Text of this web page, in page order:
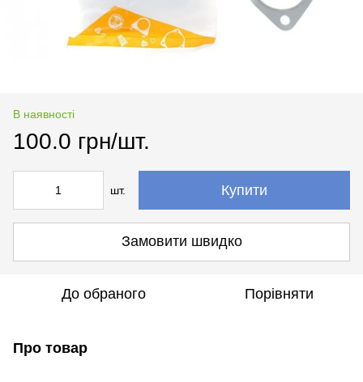
В наявності
100.0 грн/шт.
шт. Купити
Замовити швидко
До обраного Порівняти
Про товар